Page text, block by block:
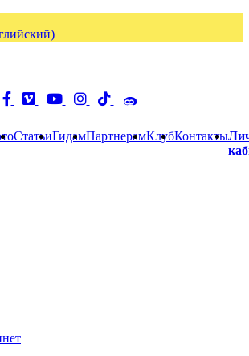
)
СтатьиГидамПартнерамКлубКонтакты